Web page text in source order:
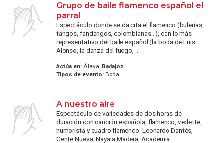
Grupo de baile flamenco español el
parral
Espectáculo donde se da cita el flamenco (bulerías,
tangos, fandangos, colombianas...), con lo más
representativo del baile español (la boda de Luis
Alonso, la danza del fuego, ...
Actúa en:Álava, Badajoz
Tipos de evento:Boda
A nuestro aire
Espectáculo de variedades de dos horas de
duración con canción española, flamenco, vedette,
humorista y cuadro flamenco: Leonardo Dantés,
Gente Nueva, Nayara Madera, Academia ...